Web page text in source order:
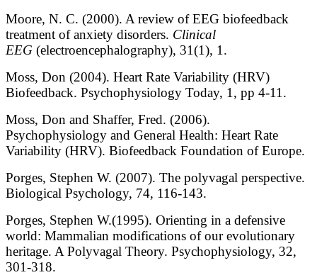
Moore, N. C. (2000). A review of EEG biofeedback
treatment of anxiety disorders. Clinical
EEG (electroencephalography), 31(1), 1.
Moss, Don (2004). Heart Rate Variability (HRV)
Biofeedback. Psychophysiology Today, 1, pp 4-11.
Moss, Don and Shaffer, Fred. (2006).
Psychophysiology and General Health: Heart Rate
Variability (HRV). Biofeedback Foundation of Europe.
Porges, Stephen W. (2007). The polyvagal perspective.
Biological Psychology, 74, 116-143.
Porges, Stephen W.(1995). Orienting in a defensive
world: Mammalian modifications of our evolutionary
heritage. A Polyvagal Theory. Psychophysiology, 32,
301-318.